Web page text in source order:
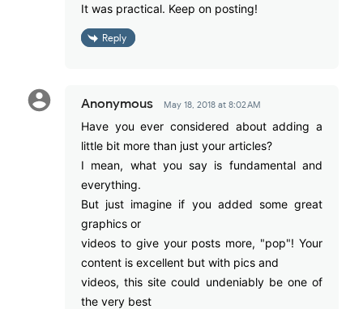
It was practical. Keep on posting!
Reply
Anonymous May 18, 2018 at 8:02 AM
Have you ever considered about adding a
little bit more than just your articles?
I mean, what you say is fundamental and
everything.
But just imagine if you added some great
graphics or
videos to give your posts more, "pop"! Your
content is excellent but with pics and
videos, this site could undeniably be one of
the very best